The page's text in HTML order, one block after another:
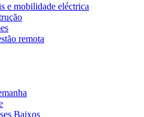
e mobilidade eléctrica
remota
Baixos